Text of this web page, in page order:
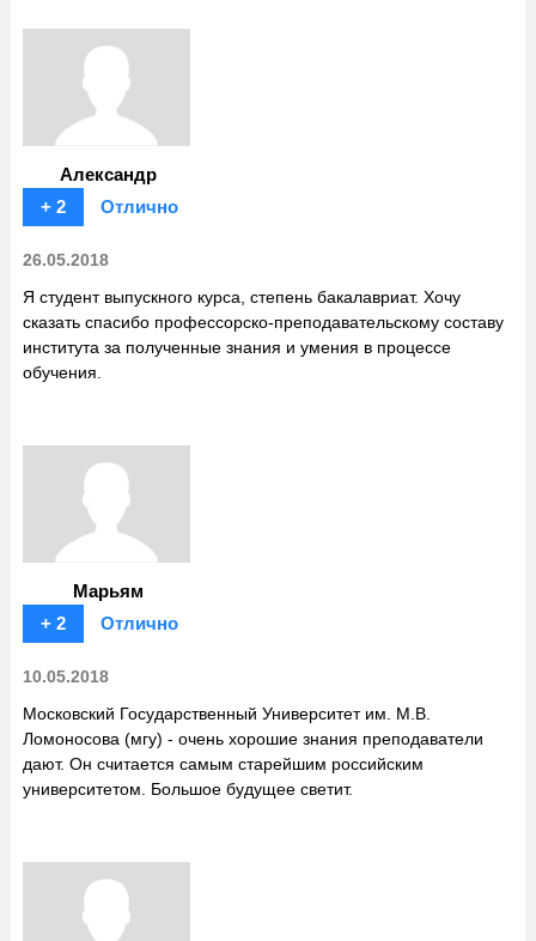
Александр
+ 2
Отлично
26.05.2018
Я студент выпускного курса, степень бакалавриат. Хочу
сказать спасибо профессорско-преподавательскому составу
института за полученные знания и умения в процессе
обучения.
Марьям
+ 2
Отлично
10.05.2018
Московский Государственный Университет им. М.В.
Ломоносова (мгу) - очень хорошие знания преподаватели
дают. Он считается самым старейшим российским
университетом. Большое будущее светит.